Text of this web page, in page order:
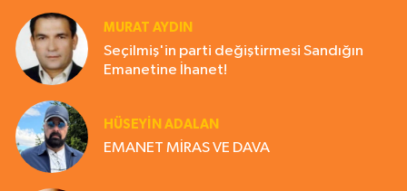
MURAT AYDIN
Seçilmiş'in parti değiştirmesi Sandığın
Emanetine İhanet!
HÜSEYIN ADALAN
EMANET MİRAS VE DAVA